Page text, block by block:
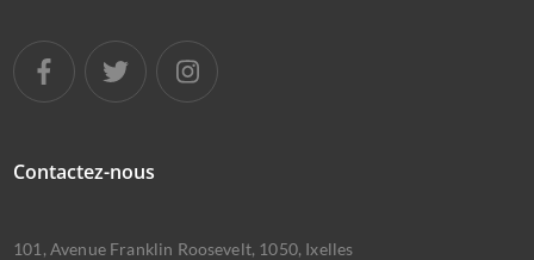
Contactez-nous
101, Avenue Franklin Roosevelt, 1050, Ixelles